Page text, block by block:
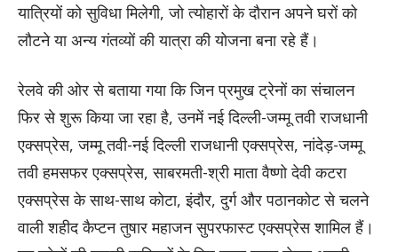
यात्रियों को सुविधा मिलेगी, जो त्योहारों के दौरान अपने घरों को
लौटने या अन्य गंतव्यों की यात्रा की योजना बना रहे हैं।
रेलवे की ओर से बताया गया कि जिन प्रमुख ट्रेनों का संचालन
फिर से शुरू किया जा रहा है, उनमें नई दिल्ली-जम्मू तवी राजधानी
एक्सप्रेस, जम्मू तवी-नई दिल्ली राजधानी एक्सप्रेस, नांदेड़-जम्मू
तवी हमसफर एक्सप्रेस, साबरमती-श्री माता वैष्णो देवी कटरा
एक्सप्रेस के साथ-साथ कोटा, इंदौर, दुर्ग और पठानकोट से चलने
वाली शहीद कैप्टन तुषार महाजन सुपरफास्ट एक्सप्रेस शामिल हैं।